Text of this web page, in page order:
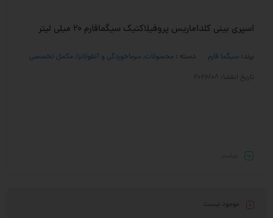
اسپری بینی کلداماریس پروفیلاکتیک سیگمافارم 20 میلی لیتر
برند: سیگما فارم دسته : محصولات سرماخوردگی و آنفولانزا مکمل تخصصی
تاریخ انقضا: 2026/08
موجود نیست